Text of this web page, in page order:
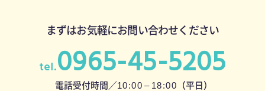
まずはお気軽にお問い合わせください
tel.0965-45-5205
電話受付時間／ 10:00 – 18:00 （平日）